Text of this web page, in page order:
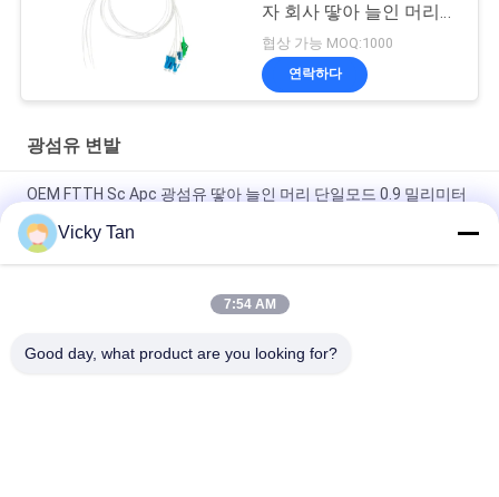
자 회사 땋아 늘인 머리
단일모드는 1m 2m 3m을
이중화합니다
협상 가능 MOQ:1000
연락하다
광섬유 변발
OEM FTTH Sc Apc 광섬유 땋아 늘인 머리 단일모드 0.9 밀리미터
2.0 밀리미터 3.0 밀리미터
투명한 광섬유 땋아 늘인 머리 Lc Sc 거리 Fc Pc Upc Apc 단순하
Vicky Tan
7:54 AM
Good day, what product are you looking for?